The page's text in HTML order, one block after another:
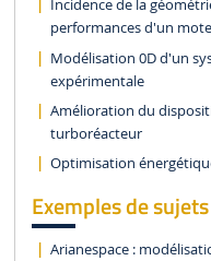
Incidence de la
performances d'un
Modélisation 0D d'un
expérimentale
Amélioration du
turboréacteur
Optimisation
Exemples de
Arianespace :